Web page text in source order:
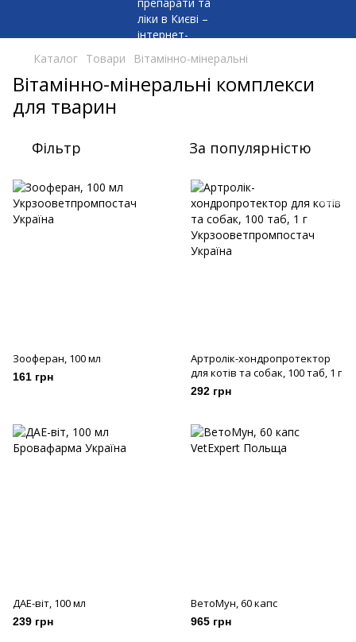
Каталог Товари Вітамінно-мінеральні
Вітамінно-мінеральні комплекси
для тварин
Фільтр За популярністю
Зооферан, 100 мл
161 грн
Артролік-хондропротектор
для котів та собак, 100 таб, 1 г
292 грн
ДАЕ-віт, 100 мл
239 грн
ВетоМун, 60 капс
965 грн